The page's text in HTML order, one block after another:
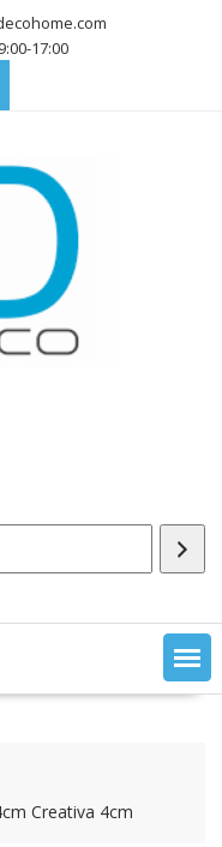
9:00-17:00
Creativa 4cm